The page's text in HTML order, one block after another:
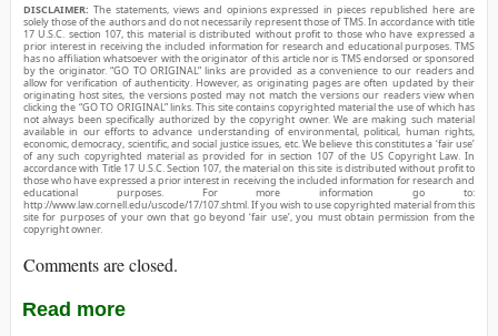
DISCLAIMER: The statements, views and opinions expressed in pieces republished here are
solely those of the authors and do not necessarily represent those of TMS. In accordance with title
17 U.S.C. section 107, this material is distributed without profit to those who have expressed a
prior interest in receiving the included information for research and educational purposes. TMS
has no affiliation whatsoever with the originator of this article nor is TMS endorsed or sponsored
by the originator. “GO TO ORIGINAL” links are provided as a convenience to our readers and
allow for verification of authenticity. However, as originating pages are often updated by their
originating host sites, the versions posted may not match the versions our readers view when
clicking the “GO TO ORIGINAL” links. This site contains copyrighted material the use of which has
not always been specifically authorized by the copyright owner. We are making such material
available in our efforts to advance understanding of environmental, political, human rights,
economic, democracy, scientific, and social justice issues, etc. We believe this constitutes a ‘fair use’
of any such copyrighted material as provided for in section 107 of the US Copyright Law. In
accordance with Title 17 U.S.C. Section 107, the material on this site is distributed without profit to
those who have expressed a prior interest in receiving the included information for research and
educational purposes. For more information go to:
http://www.law.cornell.edu/uscode/17/107.shtml. If you wish to use copyrighted material from this
site for purposes of your own that go beyond ‘fair use’, you must obtain permission from the
copyright owner.
Comments are closed.
Read more